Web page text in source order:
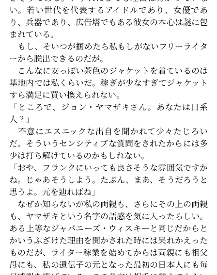
い。若い世代を代表するアイドルであり、女優であ
り、兵器であり、広告塔でもある彼女の本心は謎に包
まれている。
もし、そいつが掴めたら私もしがないフリーライタ
ーから脱出できるのだが。
こんなに安っぽい茶色のジャケットを着ているのは
基地内では私くらいだ。稼ぎが少なすぎてジャケット
すら満足に買い換えられない。
「ところで、ジョン・ヤマザキさん。あなたは日系
人？」
不意にエスニックな出自を聞かれて少々たじろい
だ。そういうセンシティブな質問をされたからには多
少は打ち解けているのかもしれない。
「おや、フランクにいっても良さそうな雰囲気ですか
ね。じゃあそうしよう。たぶん、まあ、そうだろうと
思うよ。元を辿ればね」
なぜか知らないが私の両親も、さらにその上の両親
も、ヤマザキという名字の語感を気に入ったらしい。
ある上等なジャパニーズ・ウィスキーと同じだからと
かいうふざけた理由を聞かされた時には呆れかえった
ものだが、ライター稼業を始めてからは両親にも祖父
母にも、私の遺伝子の元となった最初の日本人にも毎